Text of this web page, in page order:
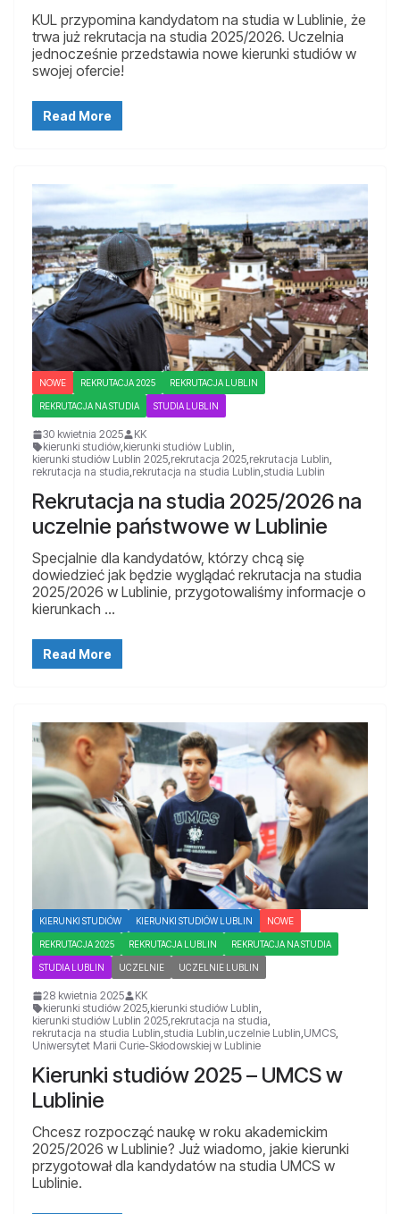
KUL przypomina kandydatom na studia w Lublinie, że
trwa już rekrutacja na studia 2025/2026. Uczelnia
jednocześnie przedstawia nowe kierunki studiów w
swojej ofercie!
Read More
NOWE REKRUTACJA 2025 REKRUTACJA LUBLIN
REKRUTACJA NA STUDIA STUDIA LUBLIN
30 kwietnia 2025
KK
kierunki studiów kierunki studiów Lublin
kierunki studiów Lublin 2025 rekrutacja 2025 rekrutacja Lublin
rekrutacja na studia rekrutacja na studia Lublin studia Lublin
Rekrutacja na studia 2025/2026 na
uczelnie państwowe w Lublinie
Specjalnie dla kandydatów, którzy chcą się
dowiedzieć jak będzie wyglądać rekrutacja na studia
2025/2026 w Lublinie, przygotowaliśmy informacje o
kierunkach …
Read More
KIERUNKI STUDIÓW KIERUNKI STUDIÓW LUBLIN NOWE
REKRUTACJA 2025 REKRUTACJA LUBLIN REKRUTACJA NA STUDIA
STUDIA LUBLIN UCZELNIE UCZELNIE LUBLIN
28 kwietnia 2025
KK
kierunki studiów 2025 kierunki studiów Lublin
kierunki studiów Lublin 2025 rekrutacja na studia
rekrutacja na studia Lublin studia Lublin uczelnie Lublin UMCS
Uniwersytet Marii Curie-Skłodowskiej w Lublinie
Kierunki studiów 2025 – UMCS w
Lublinie
Chcesz rozpocząć naukę w roku akademickim
2025/2026 w Lublinie? Już wiadomo, jakie kierunki
przygotował dla kandydatów na studia UMCS w
Lublinie.